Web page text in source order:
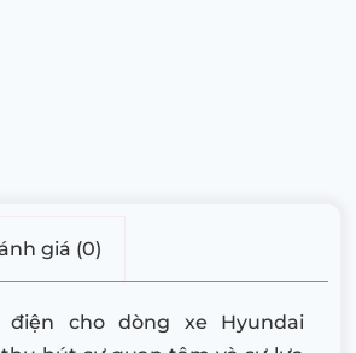
giá (0)
điện cho dòng xe Hyundai